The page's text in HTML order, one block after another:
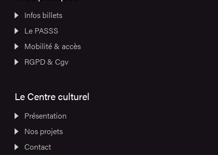
Infos billets
Le PASSS
Mobilité & accès
RGPD & Cgv
Le Centre culturel
Présentation
Nos projets
Contact